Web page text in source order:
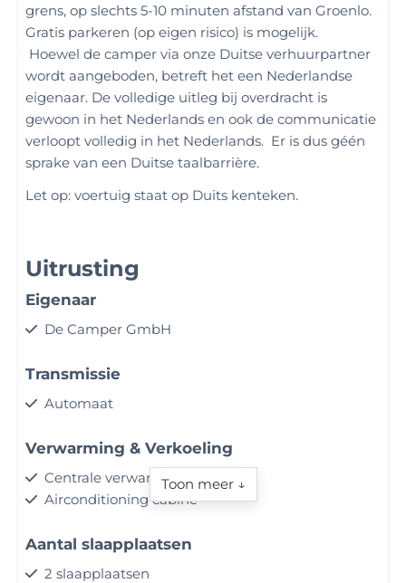
grens, op slechts 5-10 minuten afstand van Groenlo.
Gratis parkeren (op eigen risico) is mogelijk.
Hoewel de camper via onze Duitse verhuurpartner
wordt aangeboden, betreft het een Nederlandse
eigenaar. De volledige uitleg bij overdracht is
gewoon in het Nederlands en ook de communicatie
verloopt volledig in het Nederlands. Er is dus géén
sprake van een Duitse taalbarrière.
Let op: voertuig staat op Duits kenteken.
Uitrusting
Eigenaar
De Camper GmbH
Transmissie
Automaat
Verwarming & Verkoeling
Centrale verwarming
Airconditioning cabine
Aantal slaapplaatsen
2 slaapplaatsen
Toon meer ↓